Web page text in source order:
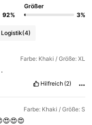
92%
Größer
3%
(4)
Farbe: Khaki / Größe: XL
.
Hilfreich (2)
Farbe: Khaki / Größe: S